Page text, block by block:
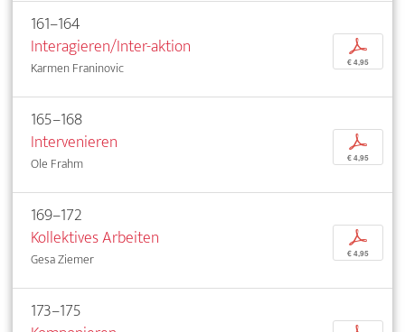
161–164
Interagieren/Inter-aktion
Karmen Franinovic
p
€ 4,95
165–168
Intervenieren
Ole Frahm
p
€ 4,95
169–172
Kollektives Arbeiten
Gesa Ziemer
p
€ 4,95
173–175